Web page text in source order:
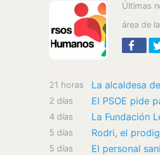
Últimas
área de
21 horas La alcaldesa
2 días
4 días
5 días Rodri, el
5 días